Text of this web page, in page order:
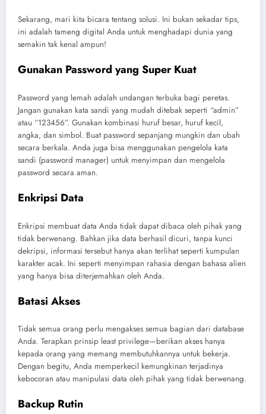
Sekarang, mari kita bicara tentang solusi. Ini bukan sekadar tips,
ini adalah tameng digital Anda untuk menghadapi dunia yang
semakin tak kenal ampun!
Gunakan Password yang Super Kuat
Password yang lemah adalah undangan terbuka bagi peretas.
Jangan gunakan kata sandi yang mudah ditebak seperti “admin”
atau “123456”. Gunakan kombinasi huruf besar, huruf kecil,
angka, dan simbol. Buat password sepanjang mungkin dan ubah
secara berkala. Anda juga bisa menggunakan pengelola kata
sandi (password manager) untuk menyimpan dan mengelola
password secara aman.
Enkripsi Data
Enkripsi membuat data Anda tidak dapat dibaca oleh pihak yang
tidak berwenang. Bahkan jika data berhasil dicuri, tanpa kunci
dekripsi, informasi tersebut hanya akan terlihat seperti kumpulan
karakter acak. Ini seperti menyimpan rahasia dengan bahasa alien
yang hanya bisa diterjemahkan oleh Anda.
Batasi Akses
Tidak semua orang perlu mengakses semua bagian dari database
Anda. Terapkan prinsip least privilege—berikan akses hanya
kepada orang yang memang membutuhkannya untuk bekerja.
Dengan begitu, Anda memperkecil kemungkinan terjadinya
kebocoran atau manipulasi data oleh pihak yang tidak berwenang.
Backup Rutin